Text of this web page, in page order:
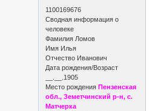
1100169676
Сводная информация о
человеке
Фамилия Ломов
Имя Илья
Отчество Иванович
Дата рождения/Возраст
__.__.1905
Место рожденияПензенская
обл., Земетчинский р-н, с.
Матчерка